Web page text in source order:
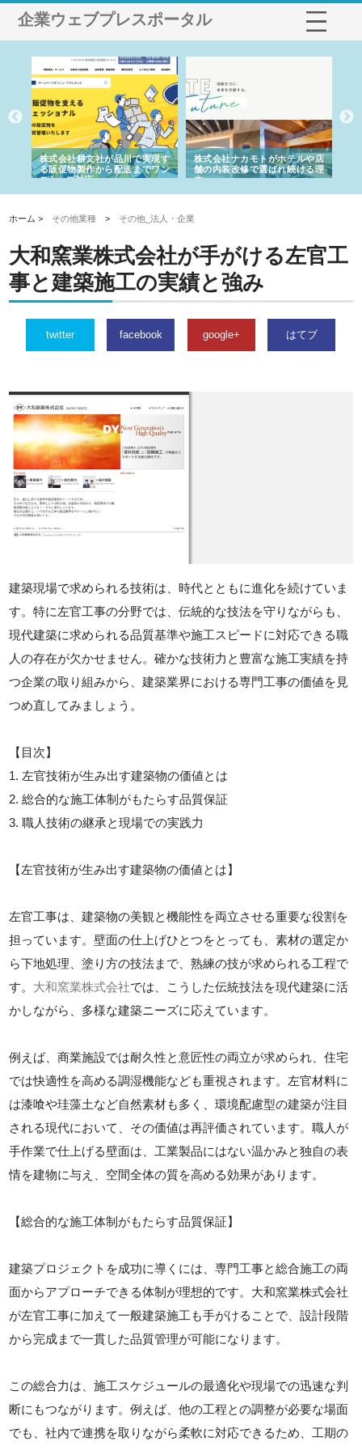
企業ウェブプレスポータル
株式会社耕文社が品川で実現す
る販促物製作から配送までワン
ストップ対応
株式会社ナカモトがホテルや店
舗の内装改修で選ばれ続ける理
由
ホーム > その他業種 > その他_法人・企業
大和窯業株式会社が手がける左官工
事と建築施工の実績と強み
twitter facebook google+ はてブ
建築現場で求められる技術は、時代とともに進化を続けていま
す。特に左官工事の分野では、伝統的な技法を守りながらも、
現代建築に求められる品質基準や施工スピードに対応できる職
人の存在が欠かせません。確かな技術力と豊富な施工実績を持
つ企業の取り組みから、建築業界における専門工事の価値を見
つめ直してみましょう。
【目次】
1. 左官技術が生み出す建築物の価値とは
2. 総合的な施工体制がもたらす品質保証
3. 職人技術の継承と現場での実践力
【左官技術が生み出す建築物の価値とは】
左官工事は、建築物の美観と機能性を両立させる重要な役割を
担っています。壁面の仕上げひとつをとっても、素材の選定か
ら下地処理、塗り方の技法まで、熟練の技が求められる工程で
す。 大和窯業株式会社では、こうした伝統技法を現代建築に活
かしながら、多様な建築ニーズに応えています。
例えば、商業施設では耐久性と意匠性の両立が求められ、住宅
では快適性を高める調湿機能なども重視されます。左官材料に
は漆喰や珪藻土など自然素材も多く、環境配慮型の建築が注目
される現代において、その価値は再評価されています。職人が
手作業で仕上げる壁面は、工業製品にはない温かみと独自の表
情を建物に与え、空間全体の質を高める効果があります。
【総合的な施工体制がもたらす品質保証】
建築プロジェクトを成功に導くには、専門工事と総合施工の両
面からアプローチできる体制が理想的です。大和窯業株式会社
が左官工事に加えて一般建築施工も手がけることで、設計段階
から完成まで一貫した品質管理が可能になります。
この総合力は、施工スケジュールの最適化や現場での迅速な判
断にもつながります。例えば、他の工程との調整が必要な場面
でも、社内で連携を取りながら柔軟に対応できるため、工期の